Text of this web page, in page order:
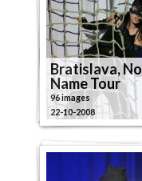
Bratislava, No
Name Tour
96 images
22-10-2008